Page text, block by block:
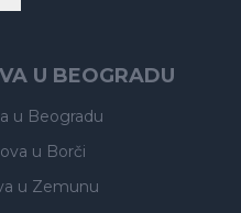
U BEOGRADU
u Beogradu
u Borči
u Zemunu